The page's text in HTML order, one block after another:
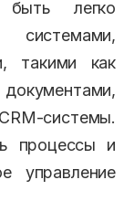
легко
такими как
системы.
процессы и
управление